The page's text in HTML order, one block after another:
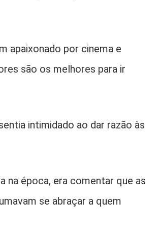
apaixonado por cinema e
são os melhores para ir
intimidado ao dar razão às
na época, era comentar que as
se abraçar a quem